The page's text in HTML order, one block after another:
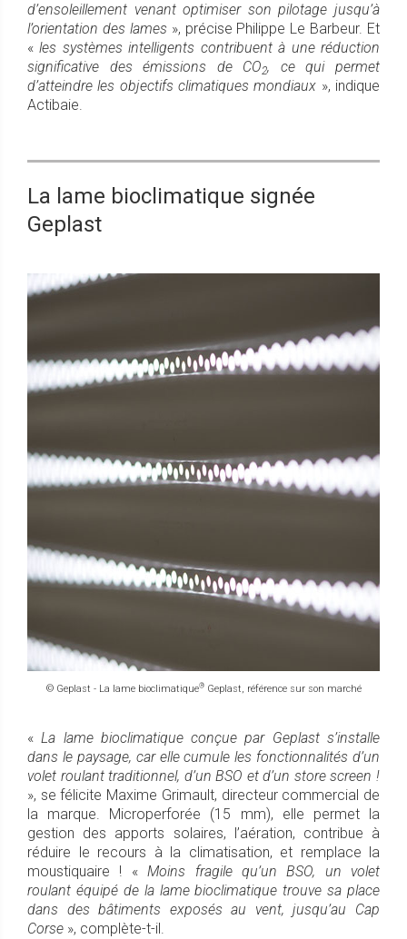
d’ensoleillement venant optimiser son pilotage jusqu’à
l’orientation des lames », précise Philippe Le Barbeur. Et
«les systèmes intelligents contribuent à une réduction
significative des émissions de CO2, ce qui permet
d’atteindre les objectifs climatiques mondiaux », indique
Actibaie.
La lame bioclimatique signée
Geplast
© Geplast - La lame bioclimatique®Geplast, référence sur son marché
«La lame bioclimatique conçue par Geplast s’installe
dans le paysage, car elle cumule les fonctionnalités d’un
volet roulant traditionnel, d’un BSO et d’un store screen !
», se félicite Maxime Grimault, directeur commercial de
la marque. Microperforée (15 mm), elle permet la
gestion des apports solaires, l’aération, contribue à
réduire le recours à la climatisation, et remplace la
moustiquaire ! «Moins fragile qu’un BSO, un volet
roulant équipé de la lame bioclimatique trouve sa place
dans des bâtiments exposés au vent, jusqu’au Cap
Corse », complète-t-il.